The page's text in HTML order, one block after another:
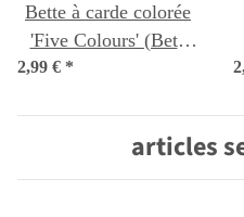
Bette à carde colorée
'Five Colours' (Beta
vulgaris ssp. vulgaris)
2,99 € *
articles